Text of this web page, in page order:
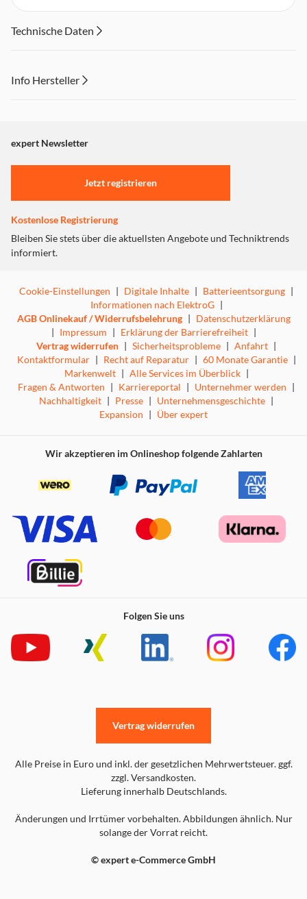
Blockierung von unerwünschten Webseiten-
Benachrichtigungen
Technische Daten
Info Hersteller
"Marketing".
Einstellungen anpassen
expert Newsletter
Jetzt registrieren
Kostenlose Registrierung
Bleiben Sie stets über die aktuellsten Angebote und Techniktrends
informiert.
Cookie-Einstellungen | Digitale Inhalte | Batterieentsorgung |
Informationen nach ElektroG |
AGB Onlinekauf / Widerrufsbelehrung | Datenschutzerklärung
| Impressum | Erklärung der Barrierefreiheit |
Vertrag widerrufen | Sicherheitsprobleme | Anfahrt |
Kontaktformular | Recht auf Reparatur | 60 Monate Garantie |
Markenwelt | Alle Services im Überblick |
Fragen & Antworten | Karriereportal | Unternehmer werden |
Nachhaltigkeit | Presse | Unternehmensgeschichte |
Expansion | Über expert
Wir akzeptieren im Onlineshop folgende Zahlarten
Folgen Sie uns
Alle Preise in Euro und inkl. der gesetzlichen Mehrwertsteuer. ggf.
zzgl. Versandkosten.
Lieferung innerhalb Deutschlands.
Änderungen und Irrtümer vorbehalten. Abbildungen ähnlich. Nur
solange der Vorrat reicht.
© expert e-Commerce GmbH
Vertrag widerrufen